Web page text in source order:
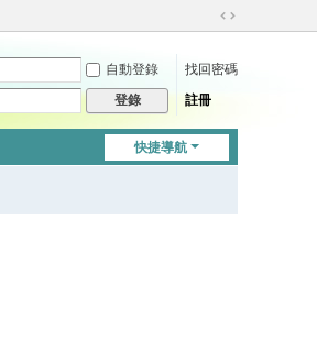
切
到
自動登錄
找回密碼
登錄 註冊
快捷導航